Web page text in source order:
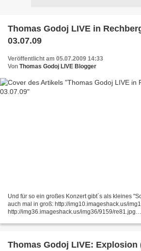
Thomas Godoj LIVE in
03.07.09
Veröffentlicht am 05.07.2009 14:33
Von Thomas Godoj LIVE Blogger
Und für so ein großes Konzert gibt´s als kleines
auch mal in groß: http://img10.imageshack.us/
http://img36.imageshack.us/img36/9159/re81.jpg
http://img240.imageshack.us/img240/5938/
Thomas Godoj LIVE: Explosion